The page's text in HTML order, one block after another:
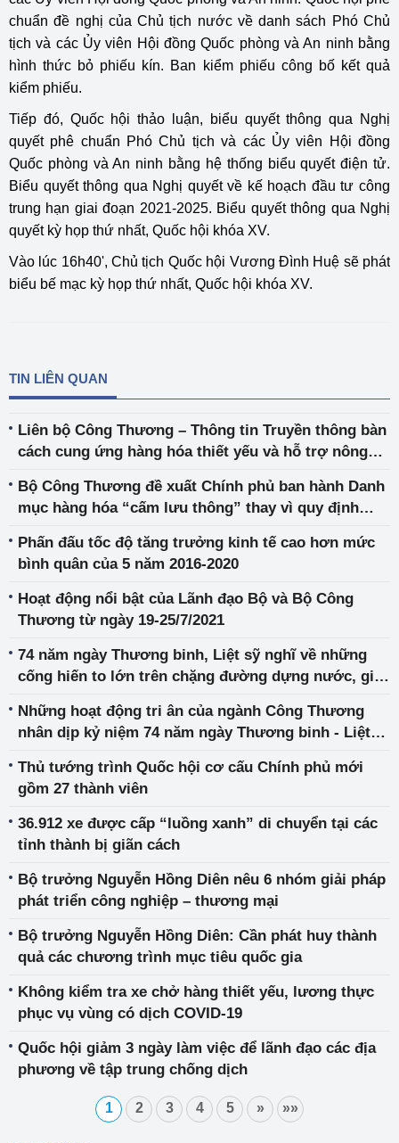
chuẩn đề nghị của Chủ tịch nước về danh sách Phó Chủ
tịch và các Ủy viên Hội đồng Quốc phòng và An ninh bằng
hình thức bỏ phiếu kín. Ban kiểm phiếu công bố kết quả
kiểm phiếu.
Tiếp đó, Quốc hội thảo luận, biểu quyết thông qua Nghị
quyết phê chuẩn Phó Chủ tịch và các Ủy viên Hội đồng
Quốc phòng và An ninh bằng hệ thống biểu quyết điện tử.
Biểu quyết thông qua Nghị quyết về kế hoạch đầu tư công
trung hạn giai đoạn 2021-2025. Biểu quyết thông qua Nghị
quyết kỳ họp thứ nhất, Quốc hội khóa XV.
Vào lúc 16h40', Chủ tịch Quốc hội Vương Đình Huệ sẽ phát
biểu bế mạc kỳ họp thứ nhất, Quốc hội khóa XV.
TIN LIÊN QUAN
Liên bộ Công Thương – Thông tin Truyền thông bàn
cách cung ứng hàng hóa thiết yếu và hỗ trợ nông
Bộ Công Thương đề xuất Chính phủ ban hành Danh
mục hàng hóa “cấm lưu thông” thay vì quy định
Phấn đấu tốc độ tăng trưởng kinh tế cao hơn mức
bình quân của 5 năm 2016-2020
Hoạt động nổi bật của Lãnh đạo Bộ và Bộ Công
Thương từ ngày 19-25/7/2021
74 năm ngày Thương binh, Liệt sỹ nghĩ về những
cống hiến to lớn trên chặng đường dựng nước, giữ
Những hoạt động tri ân của ngành Công Thương
nhân dịp kỷ niệm 74 năm ngày Thương binh - Liệt
Thủ tướng trình Quốc hội cơ cấu Chính phủ mới
gồm 27 thành viên
36.912 xe được cấp “luồng xanh” di chuyển tại các
tỉnh thành bị giãn cách
Bộ trưởng Nguyễn Hồng Diên nêu 6 nhóm giải pháp
phát triển công nghiệp – thương mại
Bộ trưởng Nguyễn Hồng Diên: Cần phát huy thành
quả các chương trình mục tiêu quốc gia
Không kiểm tra xe chở hàng thiết yếu, lương thực
phục vụ vùng có dịch COVID-19
Quốc hội giảm 3 ngày làm việc để lãnh đạo các địa
phương về tập trung chống dịch
1 2 3 4 5 » »»